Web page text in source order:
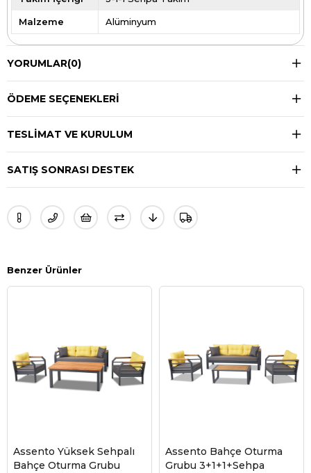
Malzeme Alüminyum
YORUMLAR(0)
ÖDEME SEÇENEKLERI
TESLIMAT VE KURULUM
SATIŞ SONRASI DESTEK
Benzer Ürünler
Assento Yüksek Sehpalı
Bahçe Oturma Grubu
Assento Bahçe Oturma
Grubu 3+1+1+Sehpa